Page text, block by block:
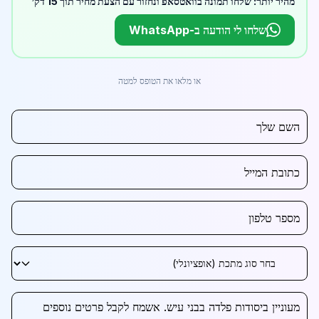
שלחו לי הודעה ב-WhatsApp
או מלאו את הטופס למטה